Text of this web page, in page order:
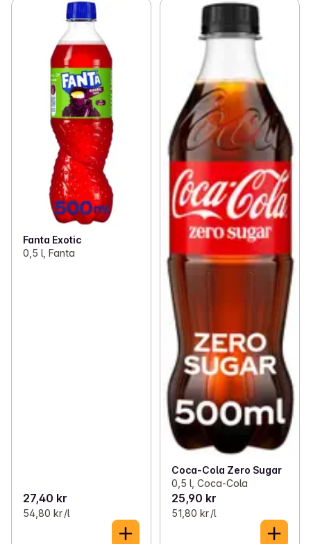
Fanta Exotic
0,5 l, Fanta
27,40 kr
54,80 kr /l
Coca-Cola Zero Sugar
0,5 l, Coca-Cola
25,90 kr
51,80 kr /l